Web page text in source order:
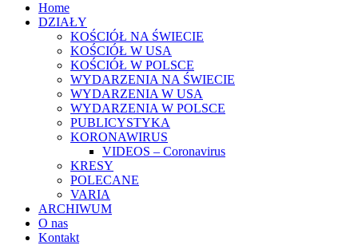
Home
DZIAŁY
KOŚCIÓŁ NA ŚWIECIE
KOŚCIÓŁ W USA
KOŚCIÓŁ W POLSCE
WYDARZENIA NA ŚWIECIE
WYDARZENIA W USA
WYDARZENIA W POLSCE
PUBLICYSTYKA
KORONAWIRUS
VIDEOS – Coronavirus
KRESY
POLECANE
VARIA
ARCHIWUM
O nas
Kontakt